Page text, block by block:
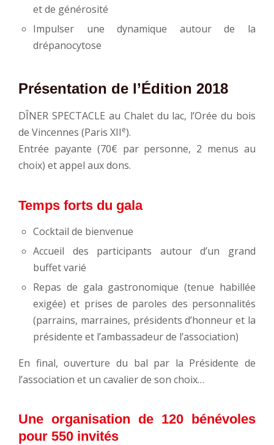
et de générosité
Impulser une dynamique autour de la
drépanocytose
Présentation de l’Édition 2018
DÎNER SPECTACLE au Chalet du lac, l’Orée du bois
de Vincennes (Paris XIIe).
Entrée payante (70€ par personne, 2 menus au
choix) et appel aux dons.
Temps forts du gala
Cocktail de bienvenue
Accueil des participants autour d’un grand
buffet varié
Repas de gala gastronomique (tenue habillée
exigée) et prises de paroles des personnalités
(parrains, marraines, présidents d’honneur et la
présidente et l’ambassadeur de l’association)
En final, ouverture du bal par la Présidente de
l’association et un cavalier de son choix…
Une organisation de 120 bénévoles
pour 550 invités